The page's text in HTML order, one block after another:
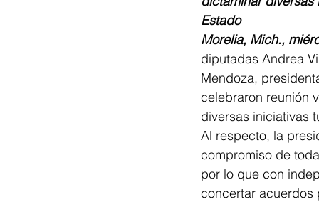
Estado
Morelia, Mich.,
diputadas Andrea
Mendoza,
celebraron reunión
diversas iniciativas
Al respecto, la
compromiso de
por lo que con
concertar acuerdos